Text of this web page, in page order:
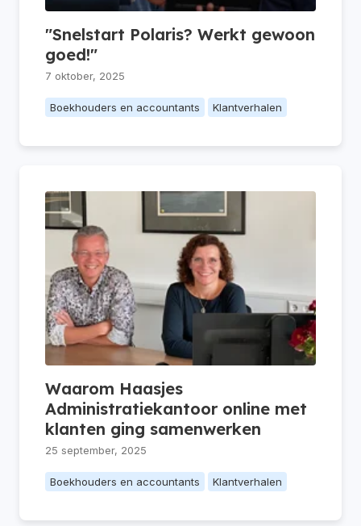
"Snelstart Polaris? Werkt gewoon
goed!"
7 oktober, 2025
Boekhouders en accountants Klantverhalen
Waarom Haasjes
Administratiekantoor online met
klanten ging samenwerken
25 september, 2025
Boekhouders en accountants Klantverhalen